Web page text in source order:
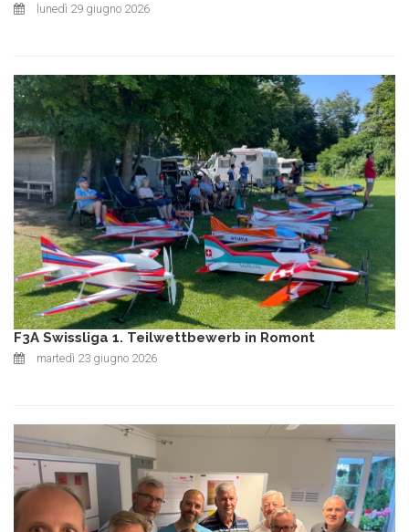
lunedì 29 giugno 2026
F3A Swissliga 1. Teilwettbewerb in Romont
martedì 23 giugno 2026